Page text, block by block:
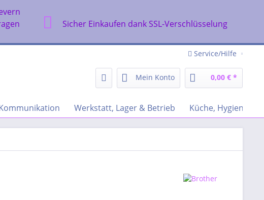
Sicher Einkaufen dank SSL-Verschlüsselung
Service/Hilfe
Mein Konto 0,00 € *
Werkstatt, Lager & Betrieb Küche, Hygiene &